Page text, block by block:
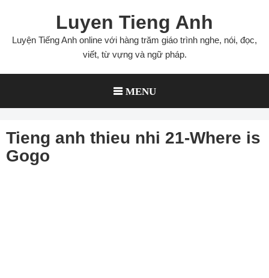
content
Luyen Tieng Anh
Luyện Tiếng Anh online với hàng trăm giáo trình nghe, nói, đọc,
viết, từ vựng và ngữ pháp.
MENU
Tieng anh thieu nhi 21-Where is
Gogo